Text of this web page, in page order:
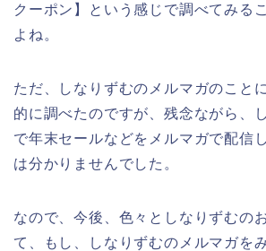
クーポン】という感じで調べてみる
よね。
ただ、しなりずむのメルマガのこと
的に調べたのですが、残念ながら、
で年末セールなどをメルマガで配信
は分かりませんでした。
なので、今後、色々としなりずむの
て、もし、しなりずむのメルマガを